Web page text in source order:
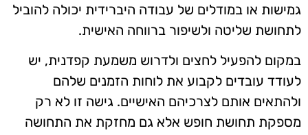
גמישות או במודלים של עבודה היברידית יכולה להוביל
לתחושת שליטה ולשיפור ברווחה האישית.
במקום להפעיל לחצים ולדרוש משמעת קפדנית, יש
לעודד עובדים לקבוע את לוחות הזמנים שלהם
ולהתאים אותם לצרכיהם האישיים. גישה זו לא רק
מספקת תחושת חופש אלא גם מחזקת את התחושה